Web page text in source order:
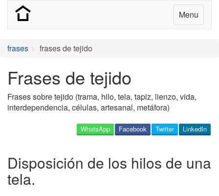
Menu
frases frases de tejido
Frases de tejido
Frases sobre tejido (trama, hilo, tela, tapiz, lienzo, vida,
interdependencia, células, artesanal, metáfora)
LinkedIn
Twitter
Facebook
WhatsApp
Disposición de los hilos de una
tela.